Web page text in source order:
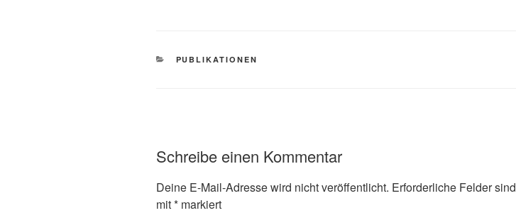
KATEGORIEN
PUBLIKATIONEN
Schreibe einen Kommentar
Deine E-Mail-Adresse wird nicht veröffentlicht. Erforderliche Felder sind
mit* markiert